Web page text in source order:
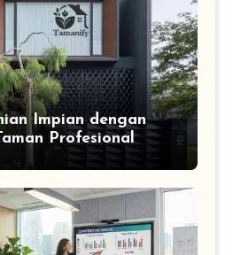
Impian dengan
Profesional